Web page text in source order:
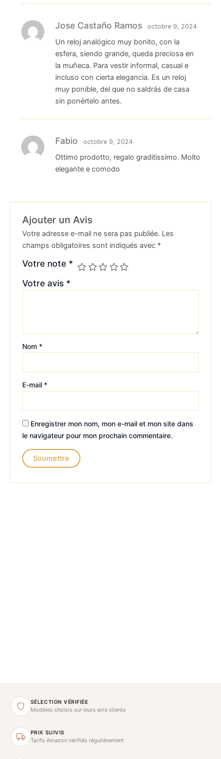
Jose Castaño Ramos octobre 9, 2024
Un reloj analógico muy bonito, con la
esfera, siendo grande, queda preciosa en
la muñeca. Para vestir informal, casual e
incluso con cierta elegancia. Es un reloj
muy ponible, del que no saldrás de casa
sin ponértelo antes.
Fabio octobre 9, 2024
Ottimo prodotto, regalo graditissimo. Molto
elegante e comodo
Ajouter un Avis
Votre adresse e-mail ne sera pas publiée. Les
champs obligatoires sont indiqués avec *
Votre note *
Votre avis *
Nom *
E-mail *
Enregistrer mon nom, mon e-mail et mon site dans
le navigateur pour mon prochain commentaire.
SÉLECTION VÉRIFIÉE
Modèles choisis sur leurs avis clients
PRIX SUIVIS
Tarifs Amazon vérifiés régulièrement